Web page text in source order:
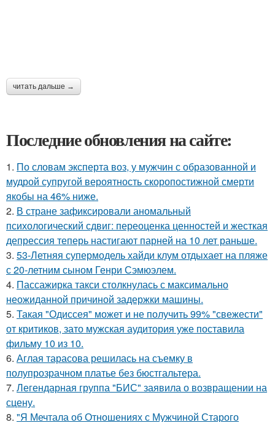
читать дальше →
Последние обновления на сайте:
1. По словам эксперта воз, у мужчин с образованной и
мудрой супругой вероятность скоропостижной смерти
якобы на 46% ниже.
2. В стране зафиксировали аномальный
психологический сдвиг: переоценка ценностей и жесткая
депрессия теперь настигают парней на 10 лет раньше.
3. 53-Летняя супермодель хайди клум отдыхает на пляже
с 20-летним сыном Генри Сэмюэлем.
4. Пассажирка такси столкнулась с максимально
неожиданной причиной задержки машины.
5. Такая "Одиссея" может и не получить 99% "свежести"
от критиков, зато мужская аудитория уже поставила
фильму 10 из 10.
6. Аглая тарасова решилась на съемку в
полупрозрачном платье без бюстгальтера.
7. Легендарная группа "БИС" заявила о возвращении на
сцену.
8. "Я Мечтала об Отношениях с Мужчиной Старого